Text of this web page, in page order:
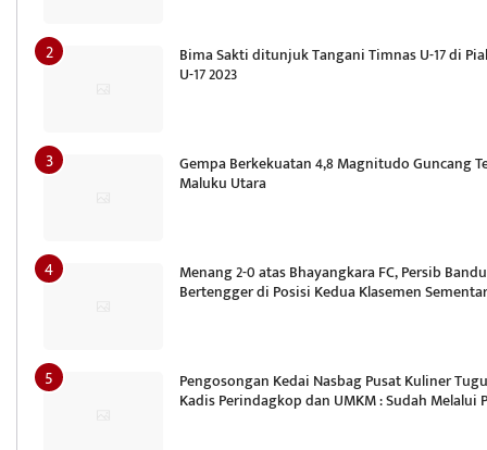
Bima Sakti ditunjuk Tangani Timnas U-17 di
U-17 2023
Gempa Berkekuatan 4,8 Magnitudo Guncang
Maluku Utara
Menang 2-0 atas Bhayangkara FC, Persib
Bertengger di Posisi Kedua Klasemen
Pengosongan Kedai Nasbag Pusat Kuliner
Kadis Perindagkop dan UMKM : Sudah Melalui